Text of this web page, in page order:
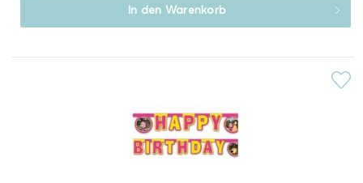
In den Warenkorb